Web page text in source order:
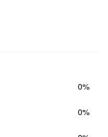
0%
0%